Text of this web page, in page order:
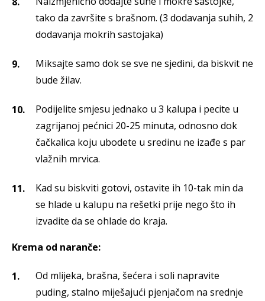
tako da završite s brašnom. (3 dodavanja suhih, 2
dodavanja mokrih sastojaka)
Miksajte samo dok se sve ne sjedini, da biskvit ne
bude žilav.
Podijelite smjesu jednako u 3 kalupa i pecite u
zagrijanoj pećnici 20-25 minuta, odnosno dok
čačkalica koju ubodete u sredinu ne izađe s par
vlažnih mrvica.
Kad su biskviti gotovi, ostavite ih 10-tak min da
se hlade u kalupu na rešetki prije nego što ih
izvadite da se ohlade do kraja.
Krema od naranče:
Od mlijeka, brašna, šećera i soli napravite
puding, stalno miješajući pjenjačom na srednje